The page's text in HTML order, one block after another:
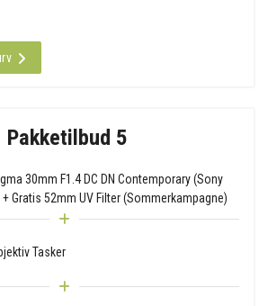
Pakketilbud 5
30mm F1.4 DC DN Contemporary (Sony
+ Gratis 52mm UV Filter (Sommerkampagne)
Tasker